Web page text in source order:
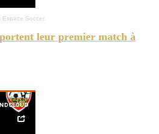
Soccer.
leur premier match à